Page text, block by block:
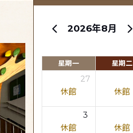
2026年8月
星期一 星期二
27
休館
休館
3
休館
休館